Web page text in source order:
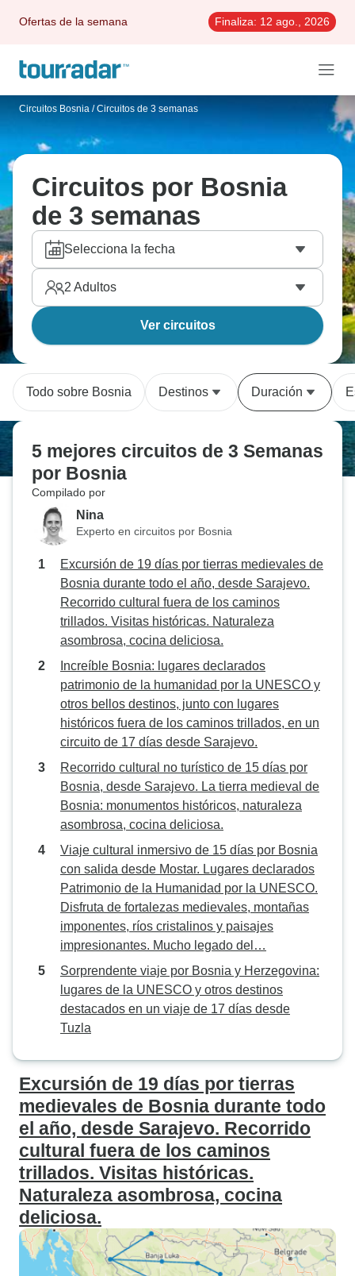
Ofertas de la semana Finaliza: 12 ago., 2026
Circuitos Bosnia / Circuitos de 3 semanas
Circuitos por Bosnia
de 3 semanas
Selecciona la fecha
2 Adultos
Ver circuitos
Todo sobre Bosnia Destinos Duración
5 mejores circuitos de 3 Semanas
por Bosnia
Compilado por
Nina
Experto en circuitos por Bosnia
Excursión de 19 días por tierras medievales de
Bosnia durante todo el año, desde Sarajevo.
Recorrido cultural fuera de los caminos
trillados. Visitas históricas. Naturaleza
asombrosa, cocina deliciosa.
Increíble Bosnia: lugares declarados
patrimonio de la humanidad por la UNESCO y
otros bellos destinos, junto con lugares
históricos fuera de los caminos trillados, en un
circuito de 17 días desde Sarajevo.
Recorrido cultural no turístico de 15 días por
Bosnia, desde Sarajevo. La tierra medieval de
Bosnia: monumentos históricos, naturaleza
asombrosa, cocina deliciosa.
Viaje cultural inmersivo de 15 días por Bosnia
con salida desde Mostar. Lugares declarados
Patrimonio de la Humanidad por la UNESCO.
Disfruta de fortalezas medievales, montañas
imponentes, ríos cristalinos y paisajes
impresionantes. Mucho legado del…
Sorprendente viaje por Bosnia y Herzegovina:
lugares de la UNESCO y otros destinos
destacados en un viaje de 17 días desde
Tuzla
Excursión de 19 días por tierras
medievales de Bosnia durante todo
el año, desde Sarajevo. Recorrido
cultural fuera de los caminos
trillados. Visitas históricas.
Naturaleza asombrosa, cocina
deliciosa.